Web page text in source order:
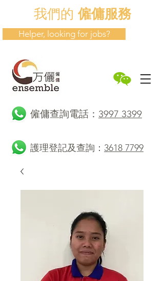
我們的僱傭服務
Helper, looking for jobs?
​僱傭查詢電話： 3997 3399
護理登記及查詢： 3618 7799